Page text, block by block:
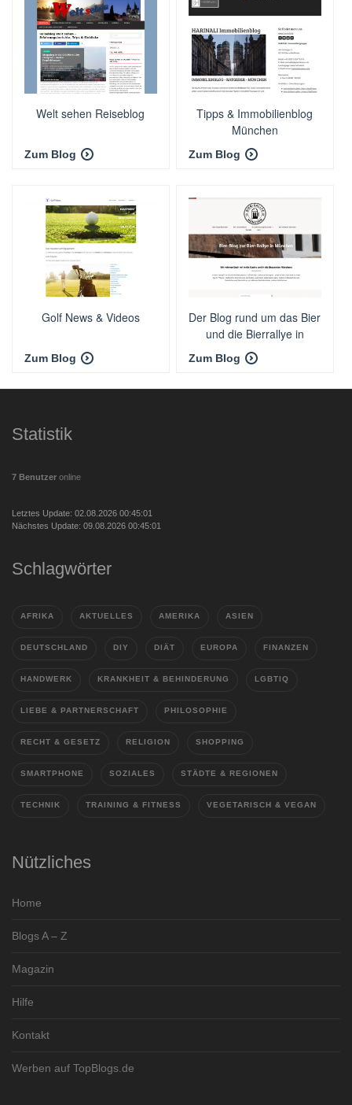
Welt sehen Reiseblog
Zum Blog
Tipps & Immobilienblog
München
Zum Blog
Golf News & Videos
Zum Blog
Der Blog rund um das Bier
und die Bierrallye in
München
Zum Blog
Statistik
7 Benutzer online
Letztes Update: 02.08.2026 00:45:01
Nächstes Update: 09.08.2026 00:45:01
Schlagwörter
AFRIKA AKTUELLES AMERIKA ASIEN
DEUTSCHLAND DIY DIÄT EUROPA FINANZEN
HANDWERK KRANKHEIT & BEHINDERUNG LGBTIQ
LIEBE & PARTNERSCHAFT PHILOSOPHIE
RECHT & GESETZ RELIGION SHOPPING
SMARTPHONE SOZIALES STÄDTE & REGIONEN
TECHNIK TRAINING & FITNESS VEGETARISCH & VEGAN
Nützliches
Home
Blogs A – Z
Magazin
Hilfe
Kontakt
Werben auf TopBlogs.de